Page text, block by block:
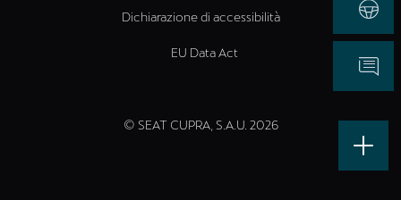
Dichiarazione di accessibilità
EU Data Act
© SEAT CUPRA, S.A.U. 2026